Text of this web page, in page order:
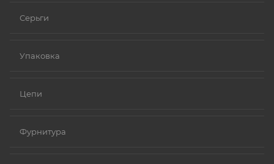
Серьги
Упаковка
Цепи
Фурнитура